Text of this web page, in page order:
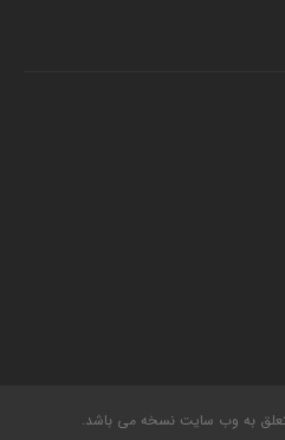
به وب سایت نسخه می باشد.